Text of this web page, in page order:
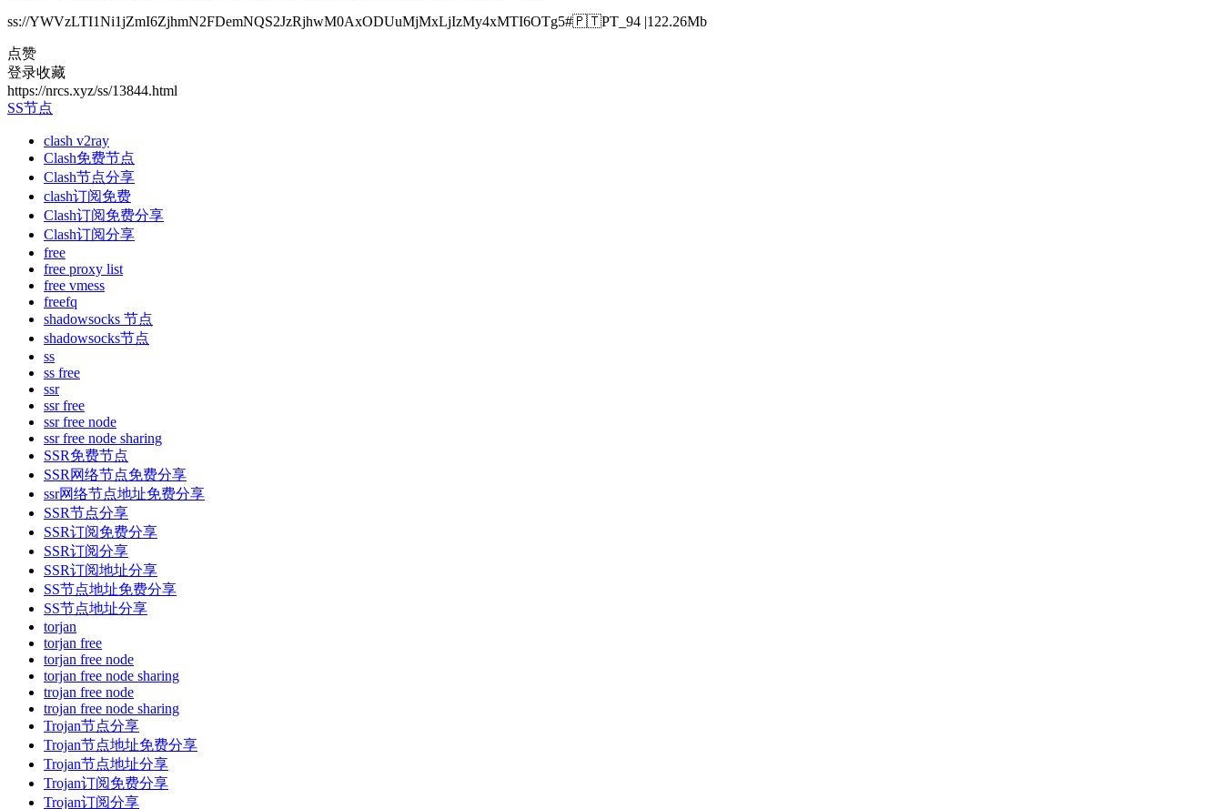
ss://YWVzLTI1Ni1jZmI6ZjhmN2FDemNQS2JzRjhwM0AxODUuMjMxLjIzMy4xMTI6OTg5#🇵🇹PT_94 |122.26Mb
点赞
登录收藏
https://nrcs.xyz/ss/13844.html
SS节点
clash v2ray
Clash免费节点
Clash节点分享
clash订阅免费
Clash订阅免费分享
Clash订阅分享
free
free proxy list
free vmess
freefq
shadowsocks 节点
shadowsocks节点
ss
ss free
ssr
ssr free
ssr free node
ssr free node sharing
SSR免费节点
SSR网络节点免费分享
ssr网络节点地址免费分享
SSR节点分享
SSR订阅免费分享
SSR订阅分享
SSR订阅地址分享
SS节点地址免费分享
SS节点地址分享
torjan
torjan free
torjan free node
torjan free node sharing
trojan free node
trojan free node sharing
Trojan节点分享
Trojan节点地址免费分享
Trojan节点地址分享
Trojan订阅免费分享
Trojan订阅分享